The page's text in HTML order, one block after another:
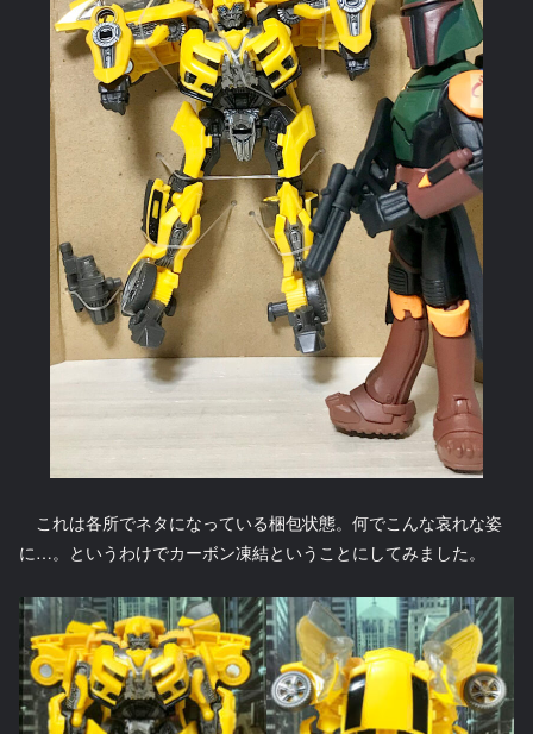
これは各所でネタになっている梱包状態。何でこんな哀れな姿
に…。というわけでカーボン凍結ということにしてみました。